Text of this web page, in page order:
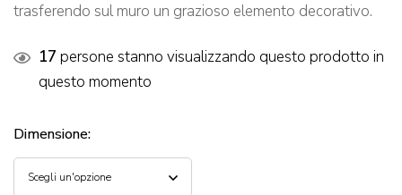
trasferendo sul muro un grazioso elemento decorativo.
17 persone stanno visualizzando questo prodotto in
questo momento
Dimensione: